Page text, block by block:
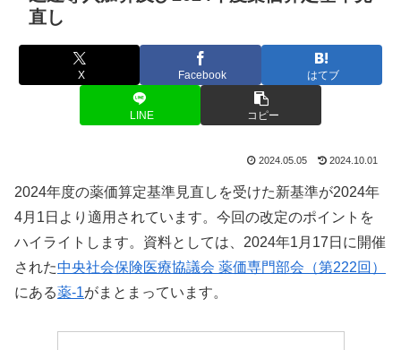
直し
X Facebook はてブ
LINE コピー
2024.05.05 2024.10.01
2024年度の薬価算定基準見直しを受けた新基準が2024年
4月1日より適用されています。今回の改定のポイントを
ハイライトします。資料としては、2024年1月17日に開催
された中央社会保険医療協議会 薬価専門部会（第222回）
にある薬-1がまとまっています。